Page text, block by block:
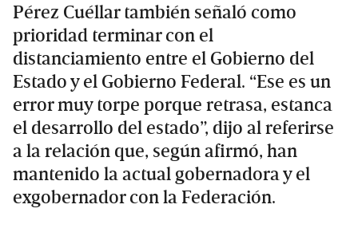
Pérez Cuéllar también señaló como
prioridad terminar con el
distanciamiento entre el Gobierno del
Estado y el Gobierno Federal. “Ese es un
error muy torpe porque retrasa, estanca
el desarrollo del estado”, dijo al referirse
a la relación que, según afirmó, han
mantenido la actual gobernadora y el
exgobernador con la Federación.